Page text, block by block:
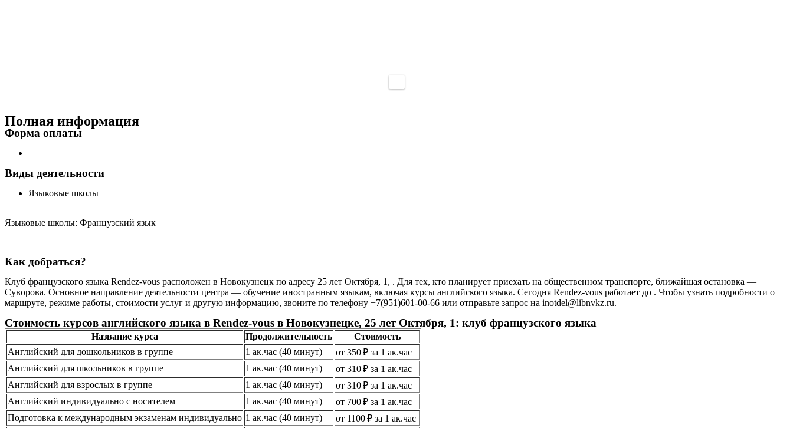
Полная информация
Форма оплаты
Виды деятельности
Языковые школы
Языковые школы: Французский язык
Как добраться?
Клуб французского языка Rendez-vous расположен в Новокузнецк по адресу 25 лет Октября, 1, . Для тех, кто планирует приехать на общественном транспорте, ближайшая остановка —
Суворова. Основное направление деятельности центра — обучение иностранным языкам, включая курсы английского языка. Сегодня Rendez-vous работает до . Чтобы узнать подробности о
маршруте, режиме работы, стоимости услуг и другую информацию, звоните по телефону +7(951)601-00-66 или отправьте запрос на inotdel@libnvkz.ru.
Стоимость курсов английского языка в Rendez-vous в Новокузнецке, 25 лет Октября, 1: клуб французского языка
Название курса Продолжительность
Стоимость
Английский для дошкольников в группе
1 ак.час (40 минут)
от 350 ₽ за 1 ак.час
Английский для школьников в группе
1 ак.час (40 минут)
от 310 ₽ за 1 ак.час
Английский для взрослых в группе
1 ак.час (40 минут)
от 310 ₽ за 1 ак.час
Английский индивидуально с носителем
1 ак.час (40 минут)
от 700 ₽ за 1 ак.час
Подготовка к международным экзаменам индивидуально 1 ак.час (40 минут) от 1100 ₽ за 1 ак.час